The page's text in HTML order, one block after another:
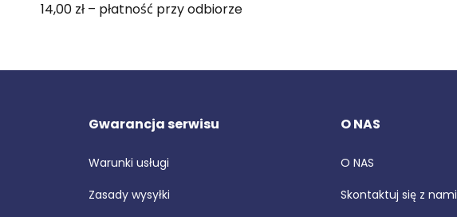
14,00 zł – płatność przy odbiorze
Gwarancja serwisu
Warunki usługi
Zasady wysyłki
O NAS
O NAS
Skontaktuj się z nami